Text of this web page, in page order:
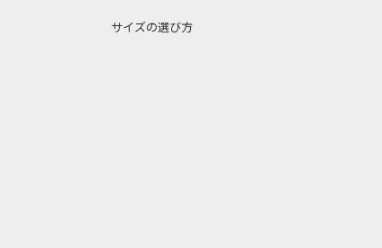
サイズの選び方